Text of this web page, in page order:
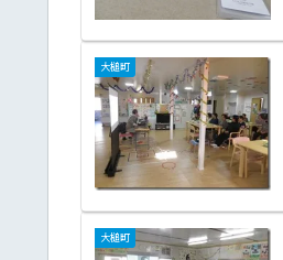
大槌町
大槌町